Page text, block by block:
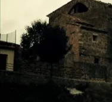
Compartir
'Cuarto Milenio'
turolense de